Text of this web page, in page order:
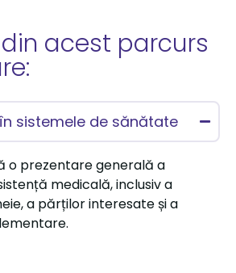
acest parcurs
sistemele de sănătate
o prezentare generală a
medicală, inclusiv a
a părților interesate și a